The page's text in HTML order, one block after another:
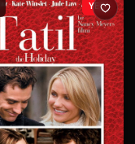
YENİ